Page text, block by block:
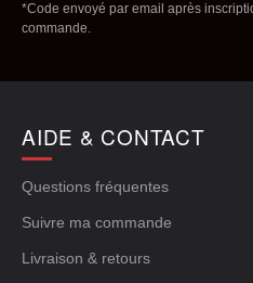
*Code envoyé par email après
commande.
AIDE & CONTACT
Questions fréquentes
Suivre ma commande
Livraison & retours